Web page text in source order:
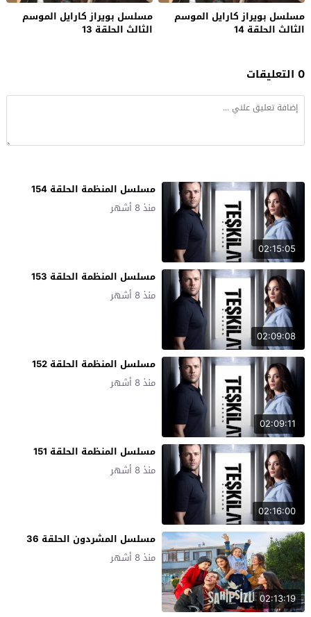
مسلسل بويراز كارايل الموسم
الثالث الحلقة 14
مسلسل بويراز كارايل الموسم
الثالث الحلقة 13
0 التعليقات
02:15:05
مسلسل المنظمة الحلقة 154
منذ 8 أشهر
02:09:08
مسلسل المنظمة الحلقة 153
منذ 8 أشهر
02:09:11
مسلسل المنظمة الحلقة 152
منذ 8 أشهر
02:16:00
مسلسل المنظمة الحلقة 151
منذ 8 أشهر
02:13:19
مسلسل المشردون الحلقة 36
منذ 8 أشهر